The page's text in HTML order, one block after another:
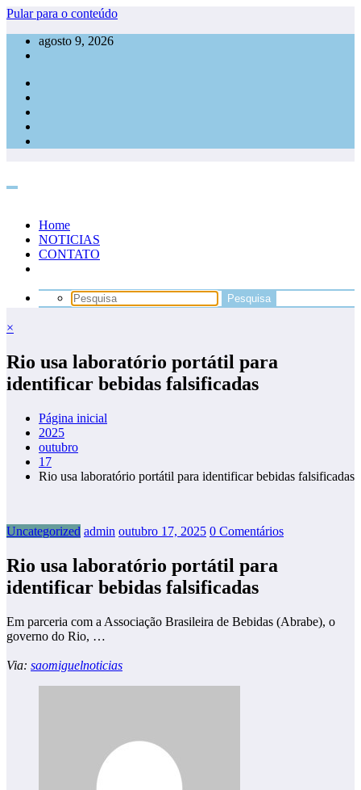
Pular para o conteúdo
agosto 9, 2026
Home
NOTICIAS
CONTATO
×
Rio usa laboratório portátil para
identificar bebidas falsificadas
Página inicial
2025
outubro
17
Rio usa laboratório portátil para identificar bebidas falsificadas
Uncategorized admin outubro 17, 2025 0 Comentários
Rio usa laboratório portátil para
identificar bebidas falsificadas
Em parceria com a Associação Brasileira de Bebidas (Abrabe), o
governo do Rio, …
Via: saomiguelnoticias